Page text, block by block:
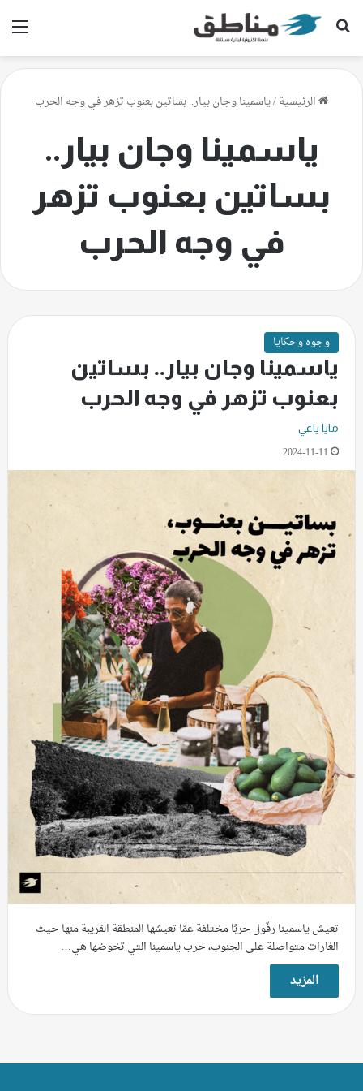
بحث عن
الرئيسية/ياسمينا وجان بيار.. بساتين بعنوب تزهر في وجه الحرب
ياسمينا وجان بيار..
بساتين بعنوب تزهر
في وجه الحرب
وجوه وحكايا
ياسمينا وجان بيار.. بساتين
بعنوب تزهر في وجه الحرب
مايا ياغي
2024-11-11
تعيش ياسمينا رفّول حربًا مختلفة عمّا تعيشها المنطقة القريبة منها حيث
الغارات متواصلة على الجنوب، حرب ياسمينا التي تخوضها هي…
المزيد